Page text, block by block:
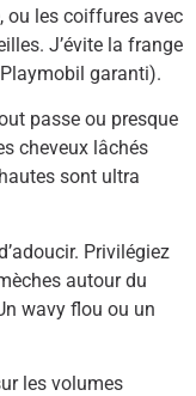
ou les coiffures avec
J’évite la frange
garanti).
passe ou presque
cheveux lâchés
sont ultra
Privilégiez
autour du
wavy flou ou un
les volumes